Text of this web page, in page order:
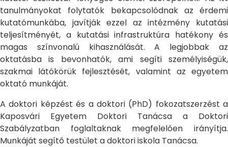
tanulmányokat folytatók bekapcsolódnak az érdemi
kutatómunkába, javítják ezzel az intézmény kutatási
teljesítményét, a kutatási infrastruktúra hatékony és
magas színvonalú kihasználását. A legjobbak az
oktatásba is bevonhatók, ami segíti személyiségük,
szakmai látókörük fejlesztését, valamint az egyetem
oktató munkáját.
A doktori képzést és a doktori (PhD) fokozatszerzést a
Kaposvári Egyetem Doktori Tanácsa a Doktori
Szabályzatban foglaltaknak megfelelően irányítja.
Munkáját segítő testület a doktori iskola Tanácsa.